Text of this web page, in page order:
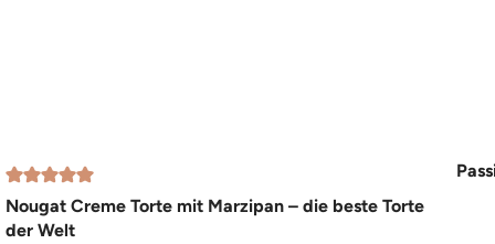
Nougat Creme Torte mit Marzipan – die beste Torte
der Welt